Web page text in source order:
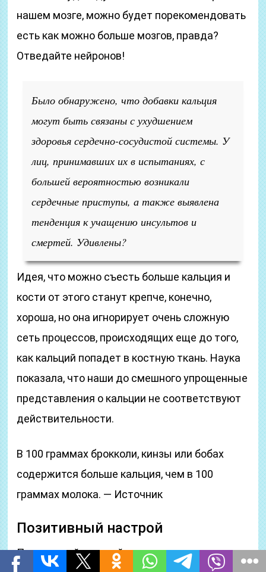
нашем мозге, можно будет порекомендовать
есть как можно больше мозгов, правда?
Отведайте нейронов!
Было обнаружено, что добавки кальция
могут быть связаны с ухудшением
здоровья сердечно-сосудистой системы. У
лиц, принимавших их в испытаниях, с
большей вероятностью возникали
сердечные приступы, а также выявлена
тенденция к учащению инсультов и
смертей. Удивлены?
Идея, что можно съесть больше кальция и
кости от этого станут крепче, конечно,
хороша, но она игнорирует очень сложную
сеть процессов, происходящих еще до того,
как кальций попадет в костную ткань. Наука
показала, что наши до смешного упрощенные
представления о кальции не соответствуют
действительности.
В 100 граммах брокколи, кинзы или бобах
содержится больше кальция, чем в 100
граммах молока. — Источник
Позитивный настрой
Позитивный настрой мотивирует сильнее и